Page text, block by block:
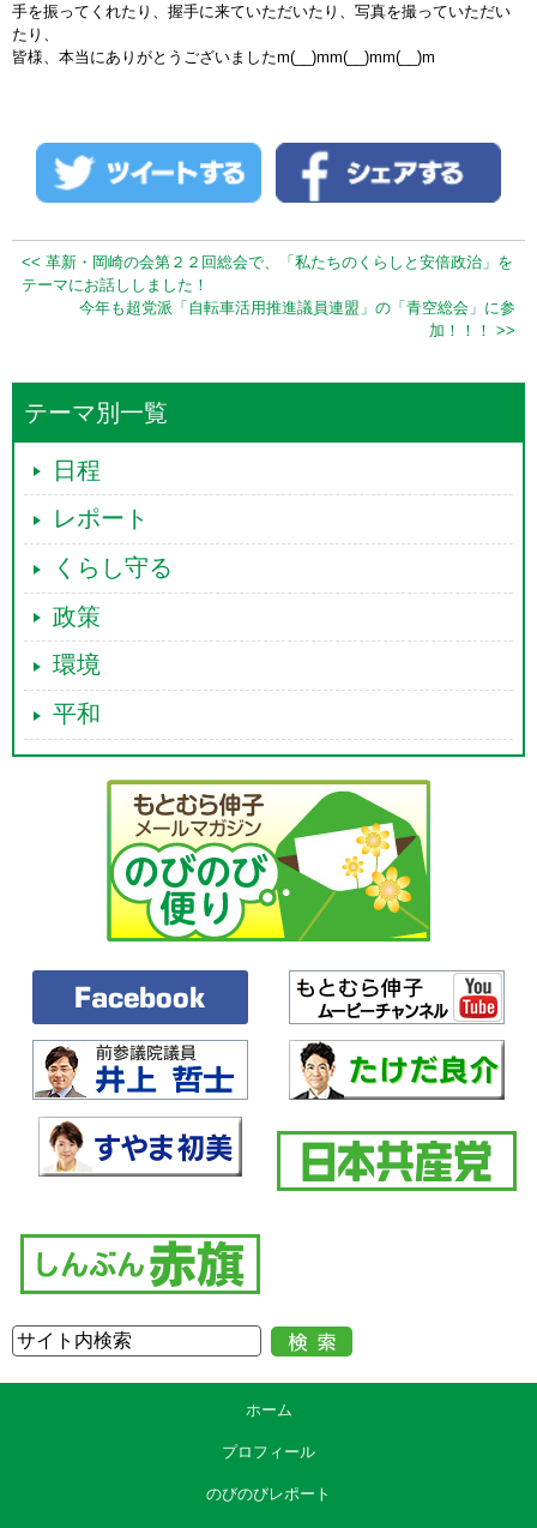
手を振ってくれたり、握手に来ていただいたり、写真を撮っていただい
たり、
皆様、本当にありがとうございましたm(__)mm(__)mm(__)m
<< 革新・岡崎の会第２２回総会で、「私たちのくらしと安倍政治」を
テーマにお話ししました！
今年も超党派「自転車活用推進議員連盟」の「青空総会」に参
加！！！ >>
テーマ別一覧
日程
レポート
くらし守る
政策
環境
平和
ホーム
プロフィール
のびのびレポート